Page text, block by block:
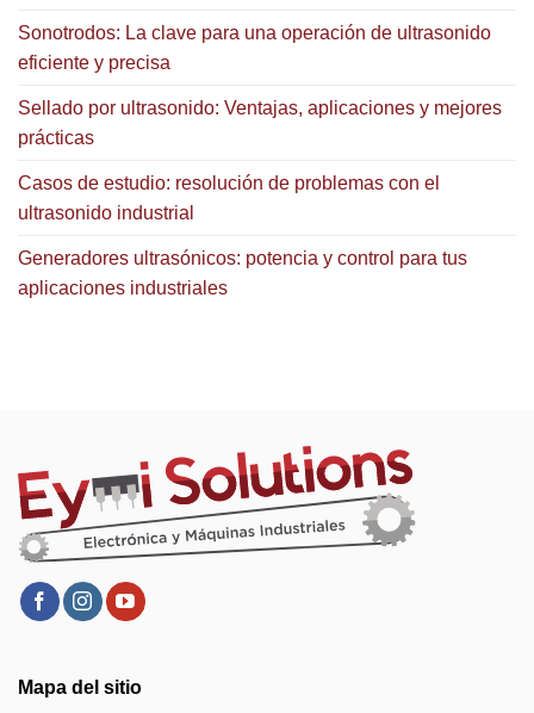
Sonotrodos: La clave para una operación de ultrasonido
eficiente y precisa
Sellado por ultrasonido: Ventajas, aplicaciones y mejores
prácticas
Casos de estudio: resolución de problemas con el
ultrasonido industrial
Generadores ultrasónicos: potencia y control para tus
aplicaciones industriales
Mapa del sitio